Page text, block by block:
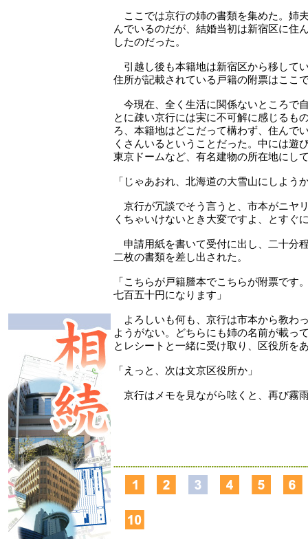
ここでは京行の姉の書類を集めた。姉
んでいるのだが、結婚当初は新宿区に住
したのだった。
引越し後も本籍地は新宿区から移して
住所が記載されている戸籍の附票はここ
今現在、全く生活に関係ないところで
とに疎い京行には実に不可解に感じるも
ろ、本籍地はどこだって構わず、住んで
くさんいるということだった。中には遊
東京ドームなど、有名建物の所在地にし
「じゃあおれ、北海道の大雪山にしよう
京行が冗談でそう言うと、市本がニヤ
くちゃいけないとき大変ですよ、とすぐ
申請用紙を書いて受付に出し、二十分
二枚の書類を差し出された。
「こちらが戸籍謄本でこちらが附票です
七百五十円になります」
よろしいも何も、京行は市本から教わ
ようがない。どちらにも姉の名前が載っ
とレシートと一緒に受け取り、区役所を
「えっと、次は文京区役所か」
京行はメモを見ながら呟くと、再び霧